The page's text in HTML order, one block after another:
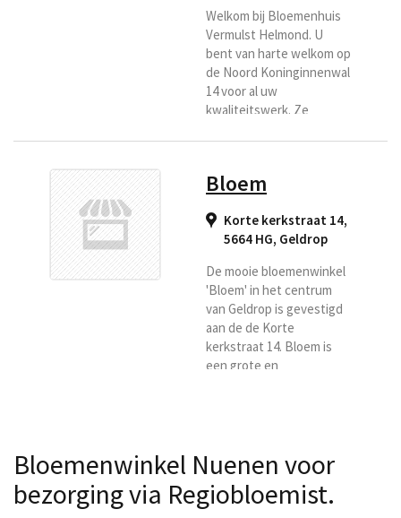
worden iedere week weer
aangevuld vanuit de
veiling met een...
Welkom bij Bloemenhuis
Vermulst Helmond. U
bent van harte welkom op
de Noord Koninginnenwal
14 voor al uw
kwaliteitswerk. Ze
bloemen en zijn
boeketten, bruidswerk,
bloemstukken. Zij
bezorgen verse bloemen
Helmond en omstreken.
Bloem
Korte kerkstraat 14,
5664 HG, Geldrop
De mooie bloemenwinkel
'Bloem' in het centrum
van Geldrop is gevestigd
aan de de Korte
kerkstraat 14. Bloem is
een grote en
Geldrop ligt onze winkel,
gelegen tegenover de
imposante H. Brigidakerk.
Bloemenwinkel Nuenen voor
bezorging via Regiobloemist.